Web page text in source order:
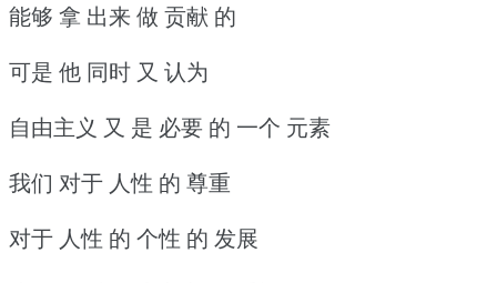
能够 拿 出来 做 贡献 的
可是 他 同时 又 认为
自由主义 又 是 必要 的 一个 元素
我们 对于 人性 的 尊重
对于 人性 的 个性 的 发展